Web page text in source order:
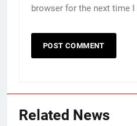
browser for the next time
Related News